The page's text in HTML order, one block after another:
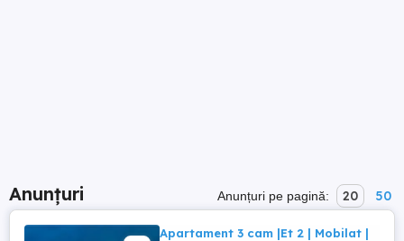
Anunțuri Anunțuri pe pagină: 20 50
Apartament 3 cam |Et 2 | Mobilat |